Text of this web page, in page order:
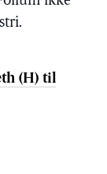
(H) til